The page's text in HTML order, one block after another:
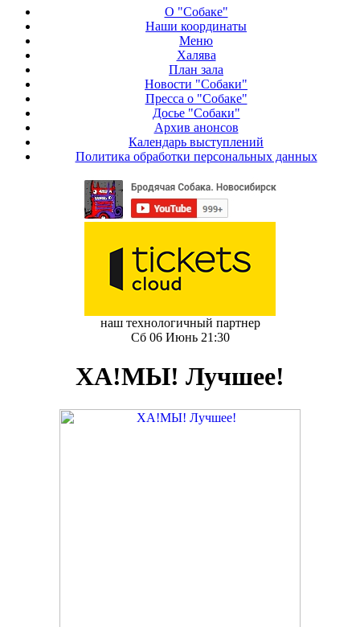
О "Собаке"
Наши координаты
Меню
Халява
План зала
Новости "Собаки"
Пресса о "Собаке"
Досье "Собаки"
Архив анонсов
Календарь выступлений
Политика обработки персональных данных
наш технологичный партнер
Сб 06 Июнь 21:30
ХА!МЫ! Лучшее!